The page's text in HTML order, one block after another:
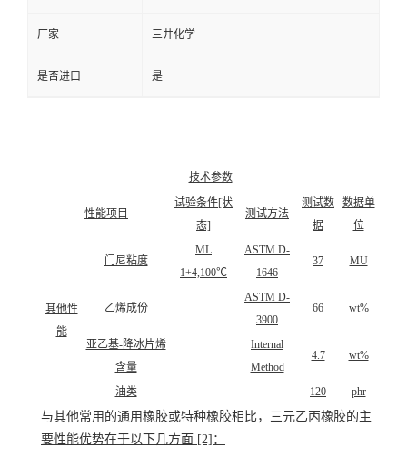
厂家 三井化学
是否进口 是
技术参数
性能项目
试验条件[状
态]
测试方法
测试数
据
数据单
位
其他性
能
门尼粘度
ML
1+4,100℃
ASTM D-
1646
37 MU
乙烯成份
ASTM D-
3900
66 wt%
亚乙基-降冰片烯
含量
Internal
Method
4.7 wt%
油类 120 phr
与其他常用的通用橡胶或特种橡胶相比，三元乙丙橡胶的主
要性能优势在于以下几方面 [2] ：